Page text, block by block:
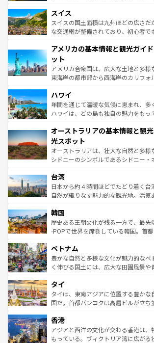
れる地方に足を運ぶとそれぞれで全く
きるだろう。 なお、新着のフランス
を参照してほしい。
は、お酒好きな人にはぜひ体験してほしい。 なお
ドイツ情報はコンテンツ一覧を参照し
リアごとに異なる魅力がある。また、
ティー、ビール好きにはたまらない英
戦など、本場だからこそできる体験も
ンツ一覧を参照してほしい。
スイス
スイスの国土面積は九州ほどの広さだ
な交通網が整備されており、初心者で
の建物がそのまま残る町や、スイスな
博物館もあり、アルプス観光だけでな
ことができる。国民の所得が高いため
者向けの交通パス提供のサービスもあ
着のスイス情報は
アメリカの基本情報と観光ガイ
ット
アメリカ合衆国は、広大な土地と多様
東海岸の都市部から西海岸のカリフォ
のような巨大都市は、観光、ショッピ
ンメントが詰まった刺激的なスポット
西部には大自然が広がり、グランドキ
部のニューオーリンズでは、音楽と美
文化が魅力。旅行者はアメリカの各地
しみながら、その多様性と豊かな歴史
るだろう。車でのロードトリップや列
情報は
ハワイ
年間を通じて温暖な気候に恵まれ、多
ハワイは、どの島も独自の魅力をもっ
ワイ島は見逃せない。また、定番の観
島だが、静かな自然を求めるならマウ
おすすめ。エメラルドグリーンに輝く
文化や歴史が息づいている。「アロハ
人々、おいしいローカルフードやハワ
ク、伝統的なフラダンスなど、すべて
っている。訪れるたびに新しい発見と
はコンテンツ一覧
オーストラリアの基本情報と観
光スポット
オーストラリアは、壮大な自然と多様
シドニーのシンボルであるシドニー・
リアリーフや大陸中央部にそびえるウ
ク）、タスマニアの美しい原生林やケ
ど、見どころがたくさん。また、カフ
いる。アクティビティも充実しており
ビング、ハイキングなど、アウトドア
い。オーストラリアの多彩な魅力を存
参照してほしい。
台湾
日本から約４時間ほどでたどり着く台
自然が織りなす魅力的な観光地。活気
ン）、静ひつな山岳地帯である台湾東
と山間の静けさが共存しており、訪れ
驚きをもたらしてくれる。また、奥深
容にもいいと評判のスイーツなど、バ
が味わえる。 なお、新着の台湾情報は
照してほしい。
韓国
歴史ある王朝文化が残る一方で、最先
-POPで世界を席巻している韓国。首
き、地方に足を延ばせば四季折々の自
できる。そして、キムチや焼肉、絶品
まで、さまざまな韓国料理が待ってい
リティに包まれながら、韓国の多彩な
わってみてほしい。 なお、新着
覧を参照してほしい。
ベトナム
豊かな自然と多様な文化が魅力的なベ
く伸びる国土には、広大な田園風景や
急速な発展と共に伝統が息づく。ハノ
ーチミン市のフランス統治時代の建物
醸し出している。また、バラエティの
とつ。フォーやバインミー、ベトナム
ひ現地で味わいたい。どの地域を訪れ
が旅行者を迎えてくれるので、きっと
タイ
タイは、東南アジアに位置する豊かな
国だ。首都バンコクは高層ビルが立ち
の活気が交差している。北部ではチェ
帯で自然と触れ合い、南部ではプーケ
いビーチでリゾート気分を楽しむこと
香港
アジアと西洋の文化が交わる香港は、
もっている。ヴィクトリア湾に広がる